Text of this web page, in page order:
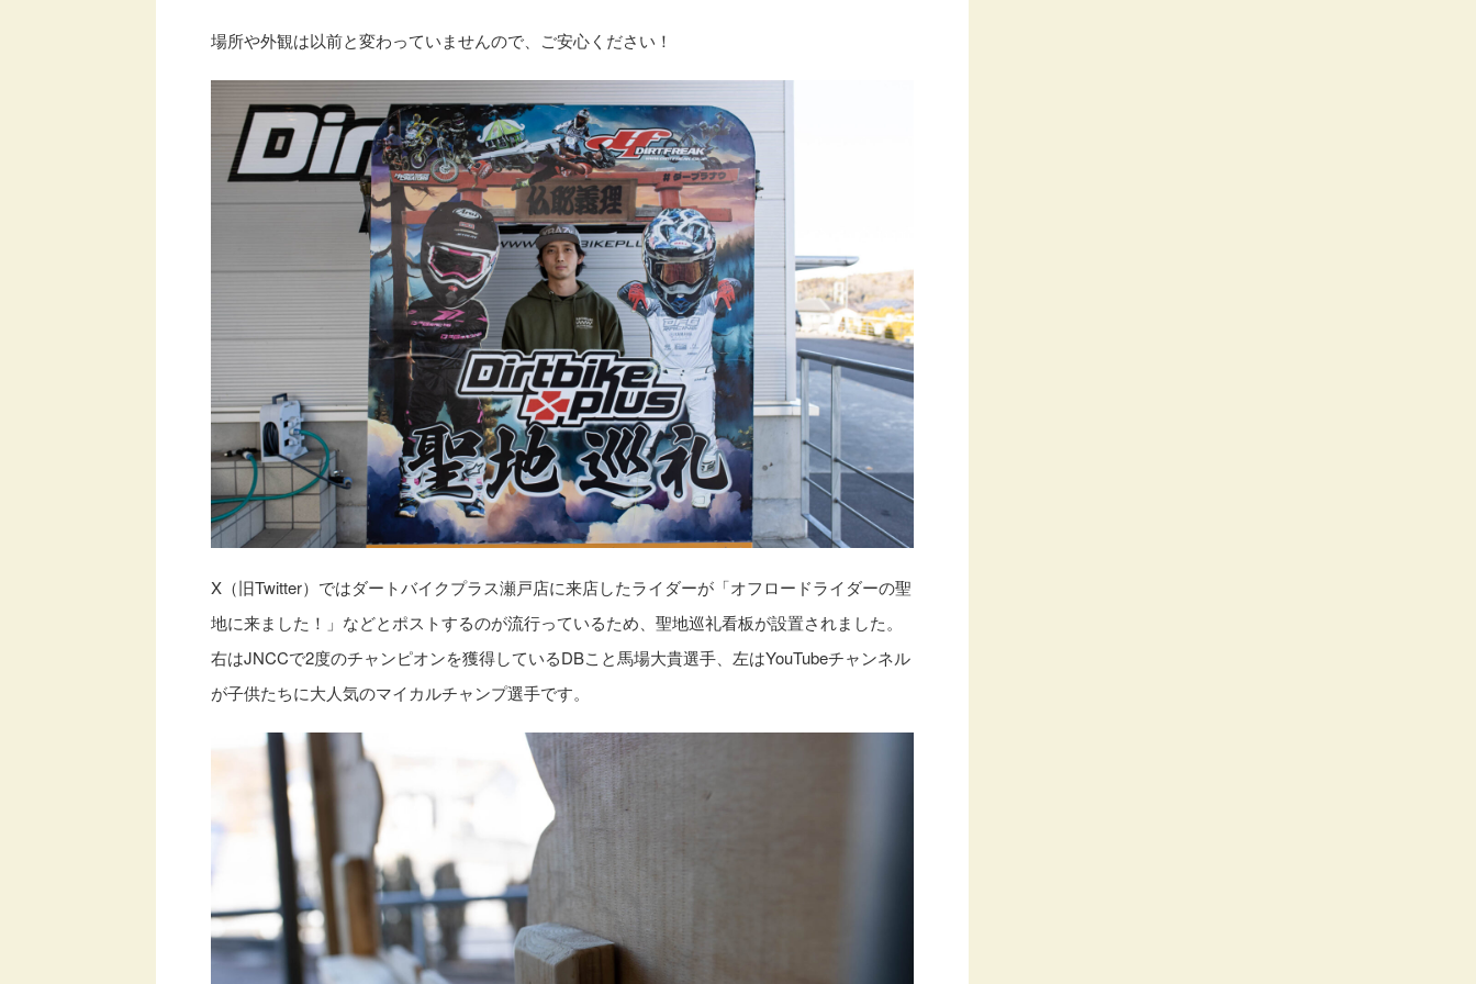
場所や外観は以前と変わっていませんので、ご安心ください！
X（旧Twitter）ではダートバイクプラス瀬戸店に来店したライダーが「オフロードライダーの聖
地に来ました！」などとポストするのが流行っているため、聖地巡礼看板が設置されました。
右はJNCCで2度のチャンピオンを獲得しているDBこと馬場大貴選手、左はYouTubeチャンネル
が子供たちに大人気のマイカルチャンプ選手です。